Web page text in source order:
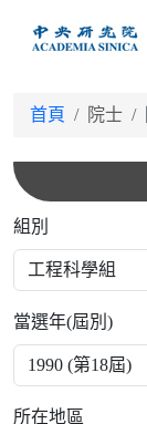
首頁 院士
組別
當選年(屆別)
所在地區